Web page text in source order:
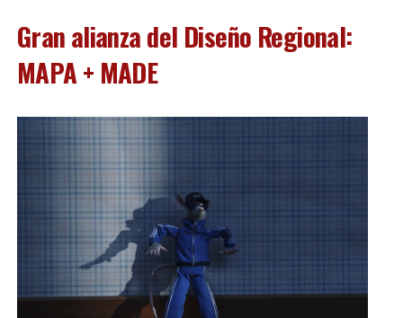
Gran alianza del Diseño Regional:
MAPA + MADE